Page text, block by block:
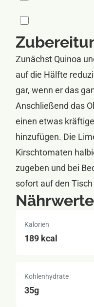
Zunächst Quinoa
auf die Hälfte
gar, wenn er das
Anschließend das
einen etwas
hinzufügen. Die
Kirschtomaten
zugeben und bei
sofort auf den
Kalorien
189 kcal
Kohlenhydrate
35g